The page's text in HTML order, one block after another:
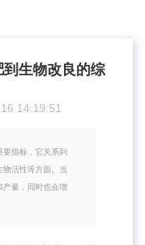
生物改良的综
14:19:51
指标，它关系到
物活性等方面。当
产量，同时也会增